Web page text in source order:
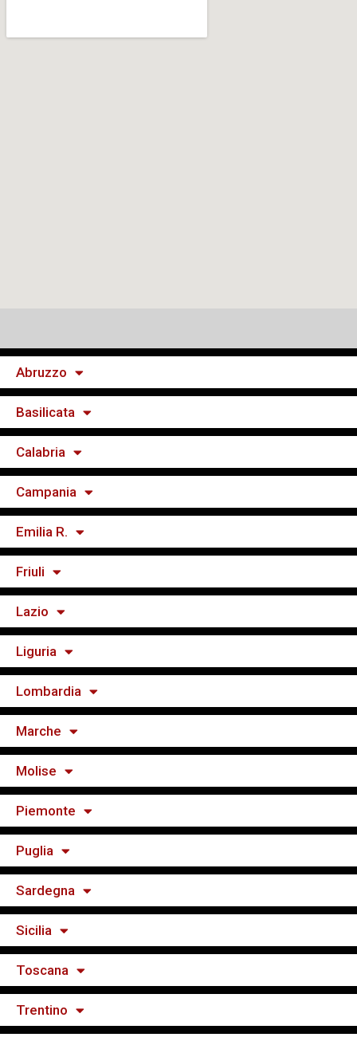
Abruzzo
Basilicata
Calabria
Campania
Emilia R.
Friuli
Lazio
Liguria
Lombardia
Marche
Molise
Piemonte
Puglia
Sardegna
Sicilia
Toscana
Trentino